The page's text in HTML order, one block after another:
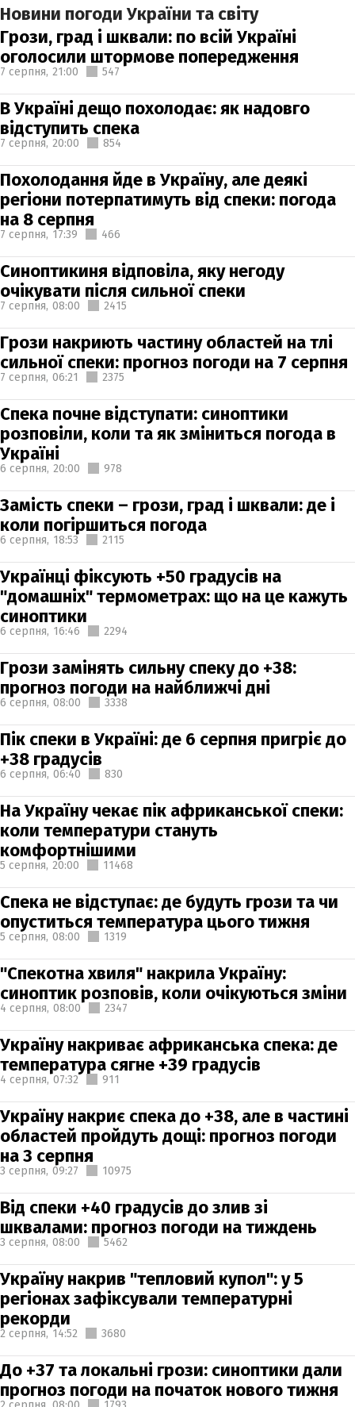
Новини погоди України та світу
Грози, град і шквали: по всій Україні
оголосили штормове попередження
7 серпня, 21:00 547
В Україні дещо похолодає: як надовго
відступить спека
7 серпня, 20:00 854
Похолодання йде в Україну, але деякі
регіони потерпатимуть від спеки: погода
на 8 серпня
7 серпня, 17:39 466
Синоптикиня відповіла, яку негоду
очікувати після сильної спеки
7 серпня, 08:00 2415
Грози накриють частину областей на тлі
сильної спеки: прогноз погоди на 7 серпня
7 серпня, 06:21 2375
Спека почне відступати: синоптики
розповіли, коли та як зміниться погода в
Україні
6 серпня, 20:00 978
Замість спеки – грози, град і шквали: де і
коли погіршиться погода
6 серпня, 18:53 2115
Українці фіксують +50 градусів на
"домашніх" термометрах: що на це кажуть
синоптики
6 серпня, 16:46 2294
Грози замінять сильну спеку до +38:
прогноз погоди на найближчі дні
6 серпня, 08:00 3338
Пік спеки в Україні: де 6 серпня пригріє до
+38 градусів
6 серпня, 06:40 830
На Україну чекає пік африканської спеки:
коли температури стануть
комфортнішими
5 серпня, 20:00 11468
Спека не відступає: де будуть грози та чи
опуститься температура цього тижня
5 серпня, 08:00 1319
"Спекотна хвиля" накрила Україну:
синоптик розповів, коли очікуються зміни
4 серпня, 08:00 2347
Україну накриває африканська спека: де
температура сягне +39 градусів
4 серпня, 07:32 911
Україну накриє спека до +38, але в частині
областей пройдуть дощі: прогноз погоди
на 3 серпня
3 серпня, 09:27 10975
Від спеки +40 градусів до злив зі
шквалами: прогноз погоди на тиждень
3 серпня, 08:00 5462
Україну накрив "тепловий купол": у 5
регіонах зафіксували температурні
рекорди
2 серпня, 14:52 3680
До +37 та локальні грози: синоптики дали
прогноз погоди на початок нового тижня